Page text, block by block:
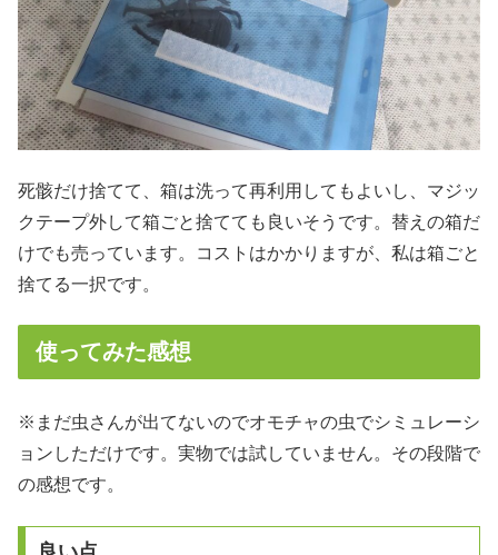
死骸だけ捨てて、箱は洗って再利用してもよいし、マジッ
クテープ外して箱ごと捨てても良いそうです。替えの箱だ
けでも売っています。コストはかかりますが、私は箱ごと
捨てる一択です。
使ってみた感想
※まだ虫さんが出てないのでオモチャの虫でシミュレーシ
ョンしただけです。実物では試していません。その段階で
の感想です。